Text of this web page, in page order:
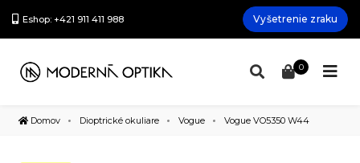
Eshop: +421 911 411 988 Vyšetrenie zraku
0
Domov Dioptrické okuliare Vogue Vogue VO5350 W44